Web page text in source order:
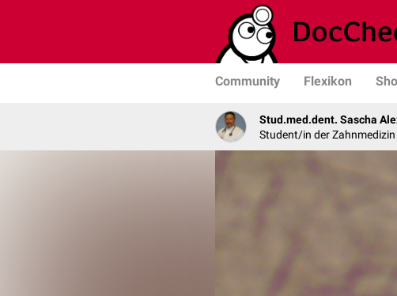
Community Flexikon
Stud.med.dent. Sascha
Student/in der Zahnmedizin